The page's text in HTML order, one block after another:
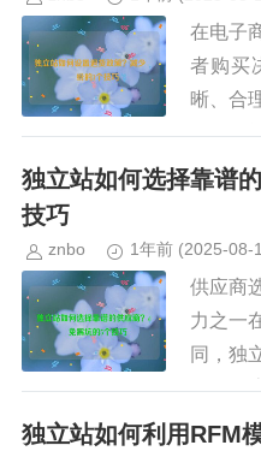
在电子
者购买
晰、合
验，还
度，对
独立站如何选择靠谱
技巧
znbo 1年前 (2025-08-
供应商
力之一
同，独
存、物
影响以
独立站如何利用RFM